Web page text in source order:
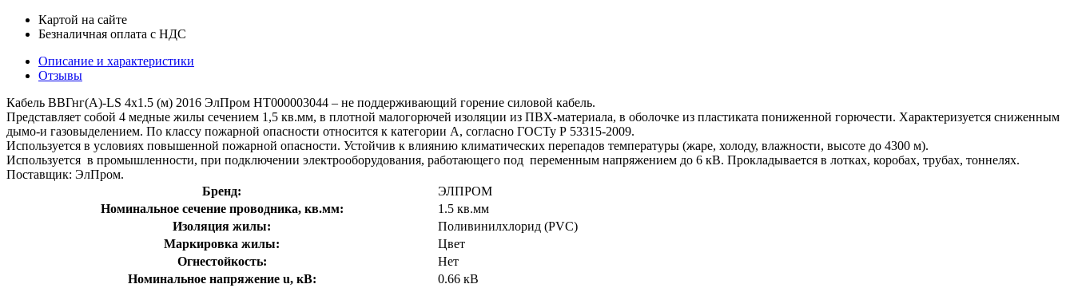
Картой на сайте
Безналичная оплата с НДС
Описание и характеристики
Отзывы
Кабель ВВГнг(А)-LS 4х1.5 (м) 2016 ЭлПром НТ000003044 – не поддерживающий горение силовой кабель.
Представляет собой 4 медные жилы сечением 1,5 кв.мм, в плотной малогорючей изоляции из ПВХ-материала, в оболочке из пластиката пониженной горючести. Характеризуется сниженным
дымо-и газовыделением. По классу пожарной опасности относится к категории А, согласно ГОСТу Р 53315-2009.
Используется в условиях повышенной пожарной опасности. Устойчив к влиянию климатических перепадов температуры (жаре, холоду, влажности, высоте до 4300 м).
Используется в промышленности, при подключении электрооборудования, работающего под переменным напряжением до 6 кВ. Прокладывается в лотках, коробах, трубах, тоннелях.
Поставщик: ЭлПром.
Бренд:
ЭЛПРОМ
Номинальное сечение проводника, кв.мм:
1.5 кв.мм
Изоляция жилы:
Поливинилхлорид (PVC)
Маркировка жилы:
Цвет
Огнестойкость:
Нет
Номинальное напряжение u, кВ:
0.66 кВ